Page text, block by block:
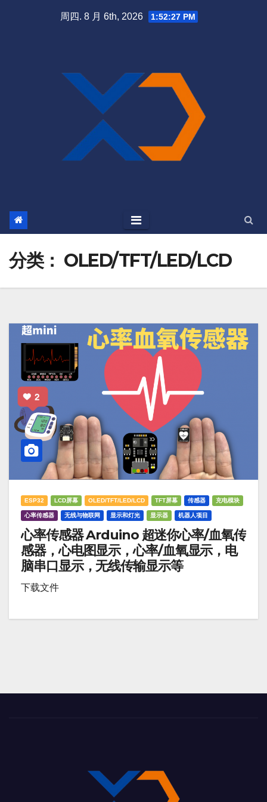
周四. 8 月 6th, 2026 1:52:28 PM
分类： OLED/TFT/LED/LCD
ESP32 LCD屏幕 OLED/TFT/LED/LCD TFT屏幕 传感器 充电模块
心率传感器 无线与物联网 显示和灯光 显示器 机器人项目
心率传感器 Arduino 超迷你心率/血氧传
感器，心电图显示，心率/血氧显示，电
脑串口显示，无线传输显示等
下载文件